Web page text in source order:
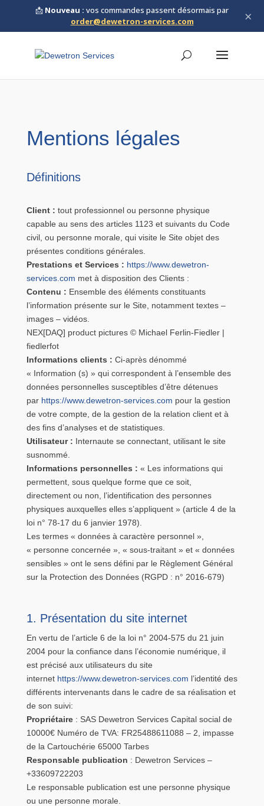
📩 Nouveau : vos commandes passent désormais par
order@dewetron-services.com
×
Mentions légales
Définitions
Client : tout professionnel ou personne physique
capable au sens des articles 1123 et suivants du Code
civil, ou personne morale, qui visite le Site objet des
présentes conditions générales.
Prestations et Services : https://www.dewetron-
services.com met à disposition des Clients :
Contenu : Ensemble des éléments constituants
l’information présente sur le Site, notamment textes –
images – vidéos.
NEX[DAQ] product pictures © Michael Ferlin-Fiedler |
fiedlerfot
Informations clients : Ci-après dénommé
« Information (s) » qui correspondent à l’ensemble des
données personnelles susceptibles d’être détenues
par https://www.dewetron-services.com pour la gestion
de votre compte, de la gestion de la relation client et à
des fins d’analyses et de statistiques.
Utilisateur : Internaute se connectant, utilisant le site
susnommé.
Informations personnelles : « Les informations qui
permettent, sous quelque forme que ce soit,
directement ou non, l’identification des personnes
physiques auxquelles elles s’appliquent » (article 4 de la
loi n° 78-17 du 6 janvier 1978).
Les termes « données à caractère personnel »,
« personne concernée », « sous-traitant » et « données
sensibles » ont le sens défini par le Règlement Général
sur la Protection des Données (RGPD : n° 2016-679)
1. Présentation du site internet
En vertu de l’article 6 de la loi n° 2004-575 du 21 juin
2004 pour la confiance dans l’économie numérique, il
est précisé aux utilisateurs du site
internet https://www.dewetron-services.com l’identité des
différents intervenants dans le cadre de sa réalisation et
de son suivi:
Propriétaire : SAS Dewetron Services Capital social de
10000€ Numéro de TVA: FR25488611088 – 2, impasse
de la Cartouchérie 65000 Tarbes
Responsable publication : Dewetron Services –
+33609722203
Le responsable publication est une personne physique
ou une personne morale.